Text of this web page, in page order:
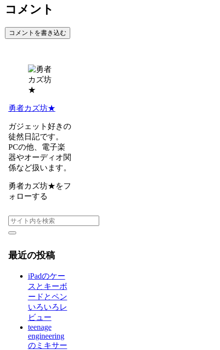
コメント
コメントを書き込む
勇者カズ坊★
ガジェット好きの
徒然日記です。
PCの他、電子楽
器やオーディオ関
係など扱います。
勇者カズ坊★をフ
ォローする
最近の投稿
iPadのケー
スとキーボ
ードとペン
いろいろレ
ビュー
teenage
engineering
のミキサー